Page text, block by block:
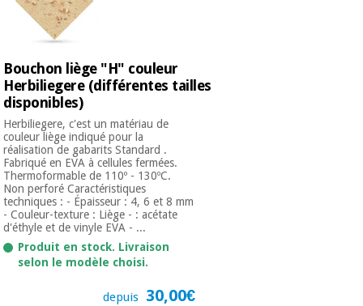
Bouchon liège "H" couleur
Herbiliegere (différentes tailles
disponibles)
Herbiliegere, c'est un matériau de
couleur liège indiqué pour la
réalisation de gabarits Standard .
Fabriqué en EVA à cellules fermées.
Thermoformable de 110º - 130ºC.
Non perforé Caractéristiques
techniques : - Épaisseur : 4, 6 et 8 mm
- Couleur-texture : Liège - : acétate
d'éthyle et de vinyle EVA - ...
Produit en stock. Livraison
selon le modèle choisi.
depuis 30,00€